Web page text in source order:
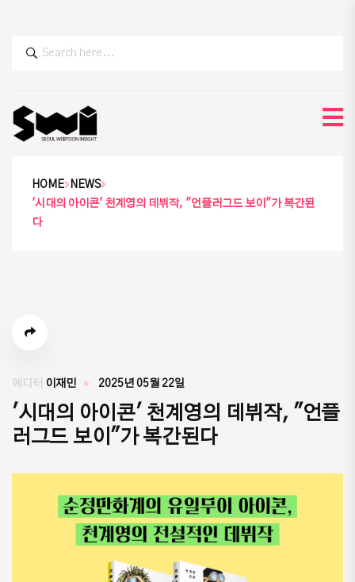
HOME
NEWS
'시대의 아이콘' 천계영의 데뷔작, "언플러그드 보이"가 복간된
다
에디터 이재민 2025년 05월 22일
'시대의 아이콘' 천계영의 데뷔작, "언플
러그드 보이"가 복간된다